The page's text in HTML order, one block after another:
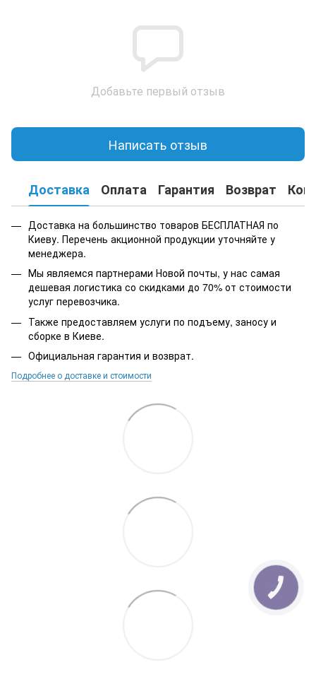
Добавьте первый отзыв
Написать отзыв
Доставка Оплата Гарантия Возврат
Доставка на большинство товаров БЕСПЛАТНАЯ по
Киеву. Перечень акционной продукции уточняйте у
менеджера.
Мы являемся партнерами Новой почты, у нас самая
дешевая логистика со скидками до 70% от стоимости
услуг перевозчика.
Также предоставляем услуги по подъему, заносу и
сборке в Киеве.
Официальная гарантия и возврат.
Подробнее о доставке и стоимости
КНОПКА
ЗВ'ЯЗКУ